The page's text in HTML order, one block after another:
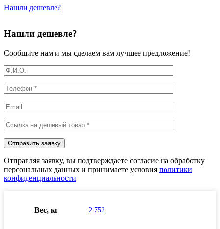
Нашли дешевле?
Нашли дешевле?
Сообщите нам и мы сделаем вам лучшее предложение!
Отправляя заявку, вы подтверждаете согласие на обработку
персональных данных и принимаете условия политики
конфиденциальности
Вес, кг 2.752